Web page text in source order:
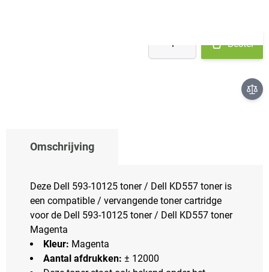
Bestel
Omschrijving
Deze Dell 593-10125 toner / Dell KD557 toner is
een compatible / vervangende toner cartridge
voor de Dell 593-10125 toner / Dell KD557 toner
Magenta
Kleur: Magenta
Aantal afdrukken: ± 12000